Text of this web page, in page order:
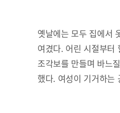
옛날에는 모두 집에서
여겼다. 어린 시절부터
조각보를 만들며 바느
했다. 여성이 기거하는